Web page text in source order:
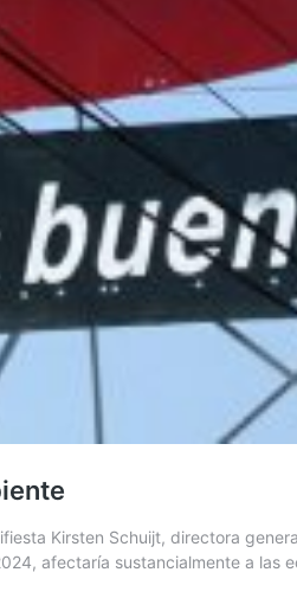
Kirsten Schuijt, directora
afectaría sustancialmente a las